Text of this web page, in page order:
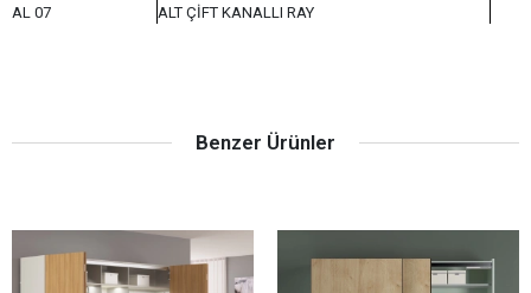
AL 07
ALT ÇİFT KANALLI RAY
Benzer Ürünler